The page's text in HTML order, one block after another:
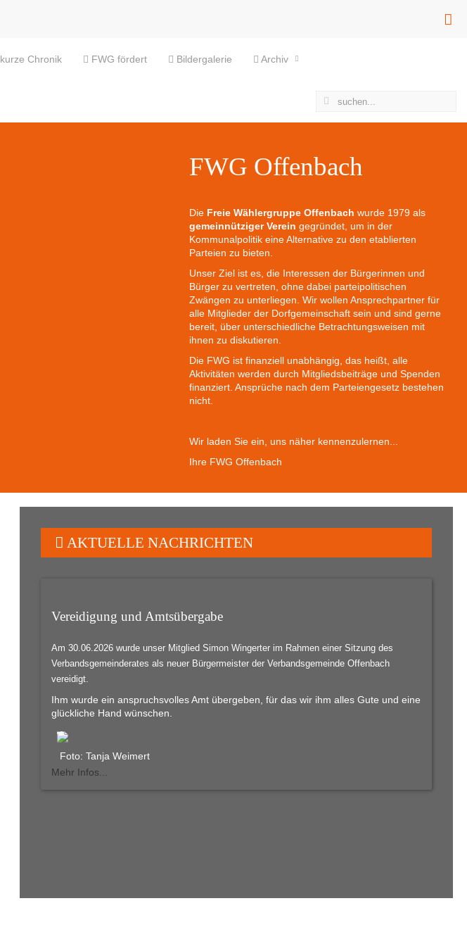
kurze Chronik FWG fördert Bildergalerie Archiv
FWG Offenbach
Die Freie Wählergruppe Offenbach wurde 1979 als
gemeinnütziger Verein gegründet, um in der
Kommunalpolitik eine Alternative zu den etablierten
Parteien zu bieten.
Unser Ziel ist es, die Interessen der Bürgerinnen und
Bürger zu vertreten, ohne dabei parteipolitischen
Zwängen zu unterliegen. Wir wollen Ansprechpartner für
alle Mitglieder der Dorfgemeinschaft sein und sind gerne
bereit, über unterschiedliche Betrachtungsweisen mit
ihnen zu diskutieren.
Die FWG ist finanziell unabhängig, das heißt, alle
Aktivitäten werden durch Mitgliedsbeiträge und Spenden
finanziert. Ansprüche nach dem Parteiengesetz bestehen
nicht.
Wir laden Sie ein, uns näher kennenzulernen...
Ihre FWG Offenbach
AKTUELLE NACHRICHTEN
Vereidigung und Amtsübergabe
Am 30.06.2026 wurde unser Mitglied Simon Wingerter im Rahmen einer Sitzung des
Verbandsgemeinderates als neuer Bürgermeister der Verbandsgemeinde Offenbach
vereidigt.
Ihm wurde ein anspruchsvolles Amt übergeben, für das wir ihm alles Gute und eine
glückliche Hand wünschen.
Foto: Tanja Weimert
Mehr Infos...